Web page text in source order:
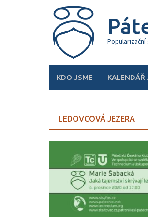
KDO JSME KALENDÁŘ
LEDOVCOVÁ JEZERA